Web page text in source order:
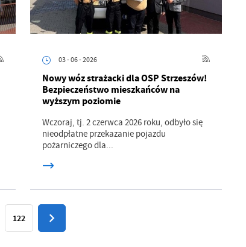
03 - 06 - 2026
Nowy wóz strażacki dla OSP Strzeszów!
Bezpieczeństwo mieszkańców na
wyższym poziomie
Wczoraj, tj. 2 czerwca 2026 roku, odbyło się
nieodpłatne przekazanie pojazdu
pożarniczego dla...
122